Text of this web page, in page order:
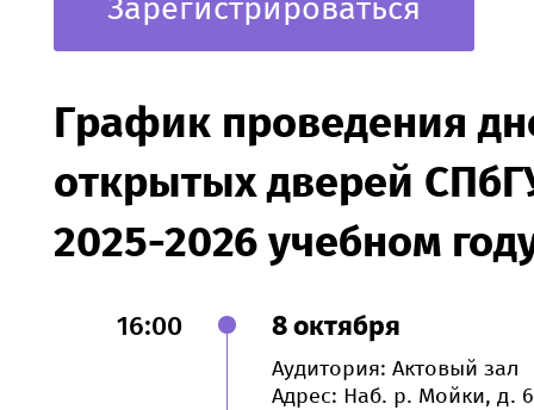
Зарегистрироваться
График проведения
открытых дверей
2025-2026 учебном
16:00 8 октября
Аудитория: Актовый зал
Адрес: Наб. р. Мойки, д.